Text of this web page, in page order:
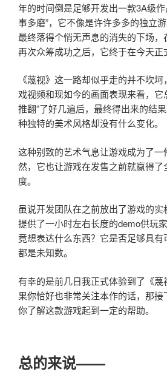
年的时间倒是足够开发出一款3A级
事多磨”，它不像是许许多多的独立
最终落得个悄无声息的消失的下场，
再次众筹成功之后，它终于在今天正
《蔑视》这一路却似乎走的并不坎
戏视频和现如今的画面表现来看，它
推翻”了好几遍后，最终得出来的结
种独特的美术风格却没有什么变化。
这种别致的艺术气息让游戏成为了一
然，它也让游戏在发售之前就赢得了
度。
虽说开发团队在之前放出了游戏的
提供了一小时左右长度的demo供玩
竟想表达什么东西？它是否足够具
都是未知数。
有幸的是前几日我正式体验到了《蔑
果你恰好也非常关注本作的话，那
你了解这款游戏起到一定的帮助。
总的来说——